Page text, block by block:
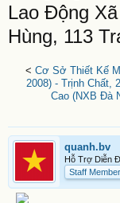
Lao Động
Hùng, 113
< Cơ Sở Thiết Kế
2008) - Trịnh Chất,
Cao (NXB Đà
quanh.bv
Hỗ Trợ Diễn
Staff Member